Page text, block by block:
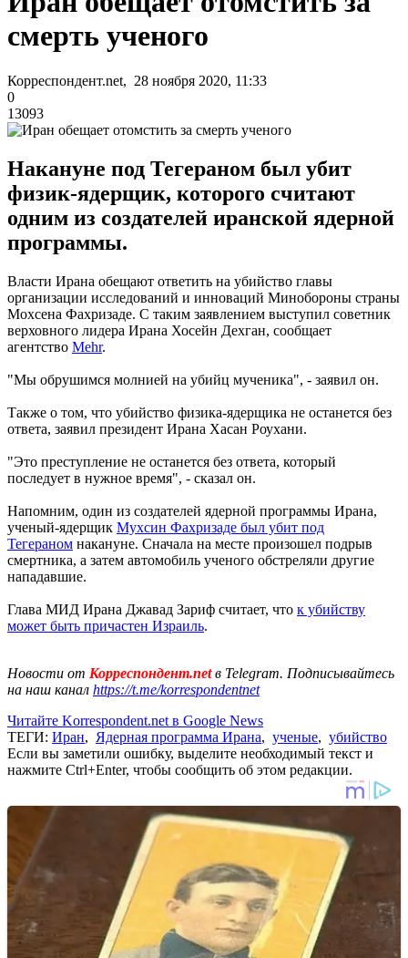
смерть ученого
Корреспондент.net, 28 ноября 2020, 11:33
0
13093
Накануне под Тегераном был убит
физик-ядерщик, которого считают
одним из создателей иранской ядерной
программы.
Власти Ирана обещают ответить на убийство главы
организации исследований и инноваций Минобороны страны
Мохсена Фахризаде. С таким заявлением выступил советник
верховного лидера Ирана Хосейн Дехган, сообщает
агентство Mehr.
"Мы обрушимся молнией на убийц мученика", - заявил он.
Также о том, что убийство физика-ядерщика не останется без
ответа, заявил президент Ирана Хасан Роухани.
"Это преступление не останется без ответа, который
последует в нужное время", - сказал он.
Напомним, один из создателей ядерной программы Ирана,
ученый-ядерщик Мухсин Фахризаде был убит под
Тегераном накануне. Сначала на месте произошел подрыв
смертника, а затем автомобиль ученого обстреляли другие
нападавшие.
Глава МИД Ирана Джавад Зариф считает, что к убийству
может быть причастен Израиль.
Новости от Корреспондент.netв Telegram. Подписывайтесь
на наш канал https://t.me/korrespondentnet
Читайте Korrespondent.net в Google News
ТЕГИ: Иран, Ядерная программа Ирана, ученые, убийство
Если вы заметили ошибку, выделите необходимый текст и
нажмите Ctrl+Enter, чтобы сообщить об этом редакции.